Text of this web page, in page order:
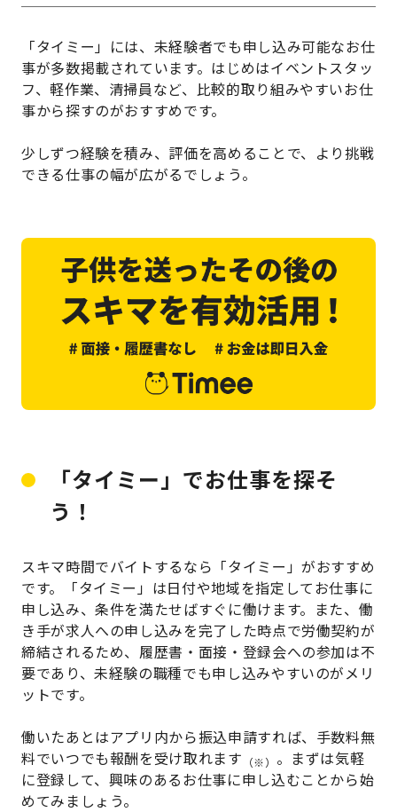
「タイミー」には、未経験者でも申し込み可能なお仕
事が多数掲載されています。はじめはイベントスタッ
フ、軽作業、清掃員など、比較的取り組みやすいお仕
事から探すのがおすすめです。
少しずつ経験を積み、評価を高めることで、より挑戦
できる仕事の幅が広がるでしょう。
「タイミー」でお仕事を探そ
う！
スキマ時間でバイトするなら「タイミー」がおすすめ
です。「タイミー」は日付や地域を指定してお仕事に
申し込み、条件を満たせばすぐに働けます。また、働
き手が求人への申し込みを完了した時点で労働契約が
締結されるため、履歴書・面接・登録会への参加は不
要であり、未経験の職種でも申し込みやすいのがメリ
ットです。
働いたあとはアプリ内から振込申請すれば、手数料無
料でいつでも報酬を受け取れます （※） 。まずは気軽
に登録して、興味のあるお仕事に申し込むことから始
めてみましょう。